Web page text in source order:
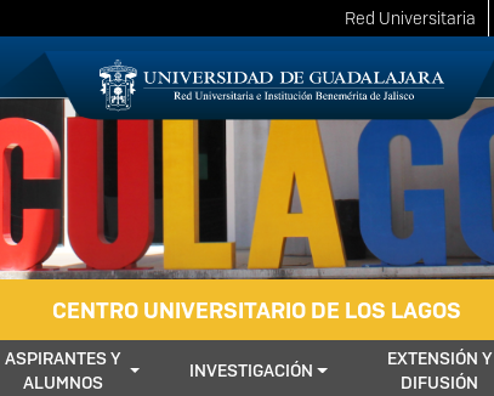
Red Universitaria
CENTRO UNIVERSITARIO DE LOS LAGOS
ASPIRANTES Y
ALUMNOS
INVESTIGACIÓN
EXTENSIÓN Y
DIFUSIÓN